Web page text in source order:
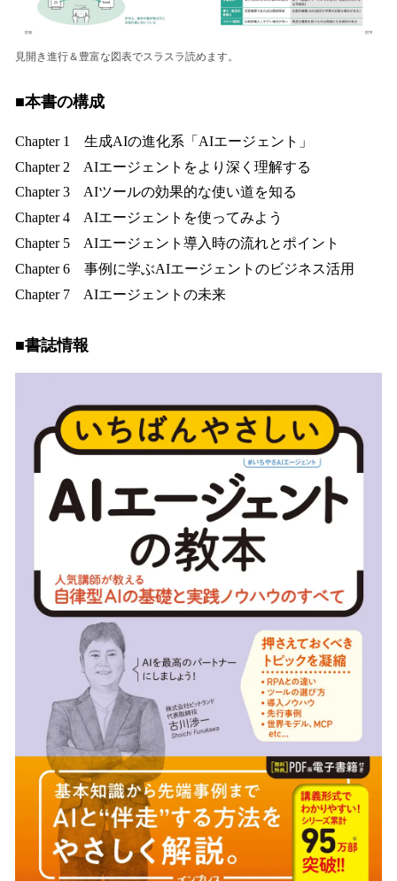
見開き進行＆豊富な図表でスラスラ読めます。
■本書の構成
Chapter 1 生成AIの進化系「AIエージェント」
Chapter 2 AIエージェントをより深く理解する
Chapter 3 AIツールの効果的な使い道を知る
Chapter 4 AIエージェントを使ってみよう
Chapter 5 AIエージェント導入時の流れとポイント
Chapter 6 事例に学ぶAIエージェントのビジネス活用
Chapter 7 AIエージェントの未来
■書誌情報